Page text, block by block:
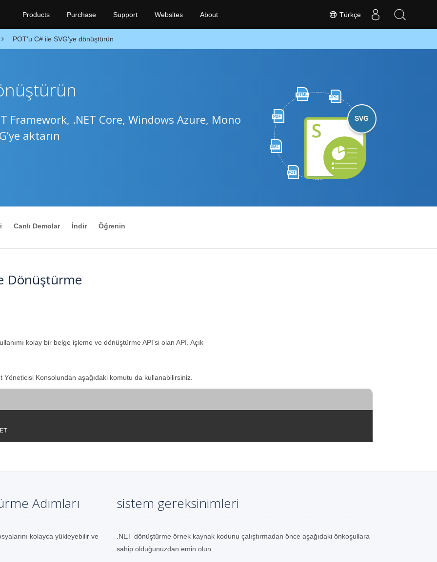
Türkçe
Products Purchase Support Websites About
POT'u C# ile SVG'ye dönüştürün
HTML
JPG
PDF
XML
POT
SVG
Framework, .NET Core, Windows Azure, Mono
aktarın
Canlı Demolar İndir Öğrenin
Dönüştürme
kolay bir belge işleme ve dönüştürme API’si olan API. Açık
Konsolundan aşağıdaki komutu da kullanabilirsiniz.
Adımları
kolayca yükleyebilir ve
sistem gereksinimleri
.NET dönüştürme örnek kaynak kodunu çalıştırmadan önce aşağıdaki önkoşullara
sahip olduğunuzdan emin olun.